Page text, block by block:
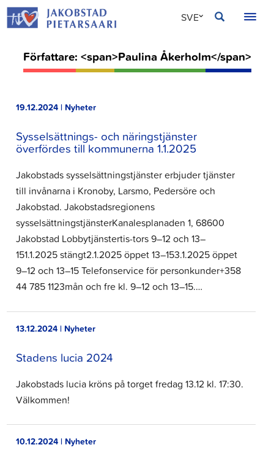
Hoppa
till
SVE
ENG
Författare: <span>Paulina Åkerholm</span>
19.12.2024 | Nyheter
Sysselsättnings- och näringstjänster
överfördes till kommunerna 1.1.2025
Jakobstads sysselsättningstjänster erbjuder tjänster
till invånarna i Kronoby, Larsmo, Pedersöre och
Jakobstad. Jakobstadsregionens
sysselsättningstjänsterKanalesplanaden 1, 68600
Jakobstad Lobbytjänstertis-tors 9–12 och 13–
151.1.2025 stängt2.1.2025 öppet 13–153.1.2025 öppet
9–12 och 13–15 Telefonservice för personkunder+358
44 785 1123mån och fre kl. 9–12 och 13–15.…
13.12.2024 | Nyheter
Stadens lucia 2024
Jakobstads lucia kröns på torget fredag 13.12 kl. 17:30.
Välkommen!
10.12.2024 | Nyheter